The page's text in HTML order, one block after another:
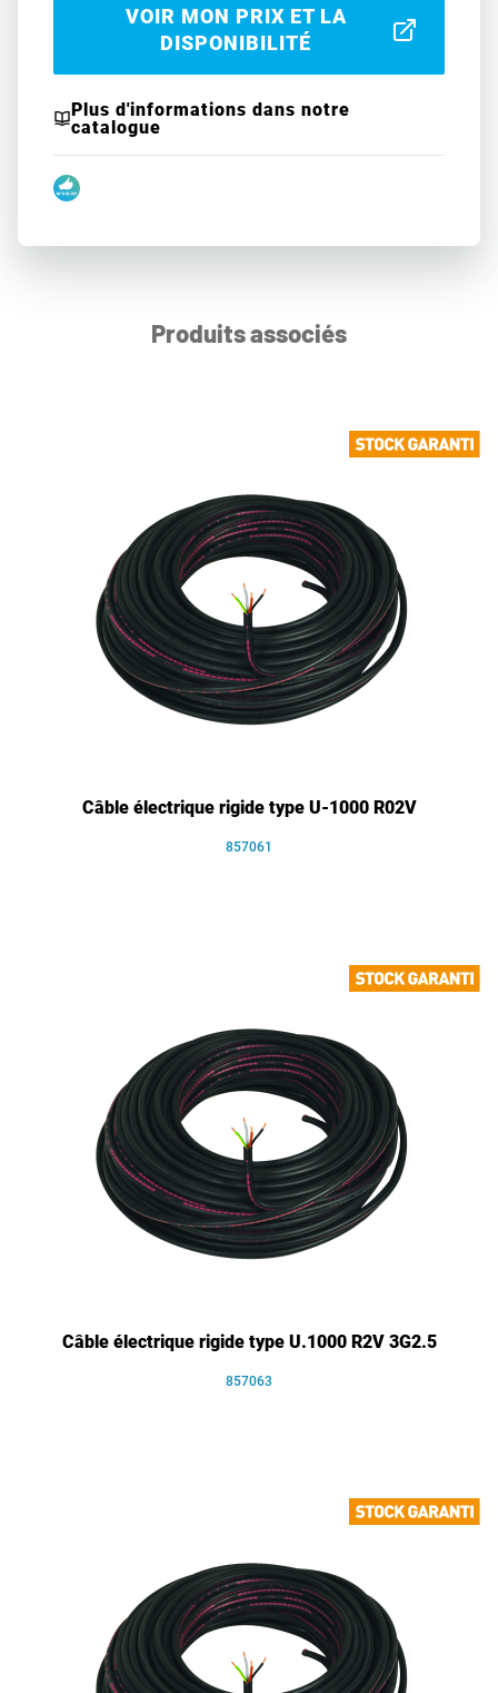
VOIR MON PRIX ET LA
DISPONIBILITÉ
Plus d'informations dans notre
catalogue
Produits associés
Câble électrique rigide type U-1000 R02V
857061
Câble électrique rigide type U.1000 R2V 3G2.5
857063